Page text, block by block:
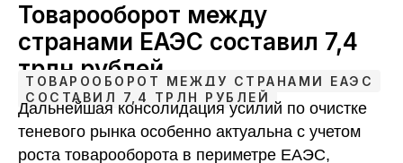
Товарооборот между
странами ЕАЭС составил 7,4
трлн рублей
ТОВАРООБОРОТ МЕЖДУ СТРАНАМИ ЕАЭС
СОСТАВИЛ 7,4 ТРЛН РУБЛЕЙ
Дальнейшая консолидация усилий по очистке
теневого рынка особенно актуальна с учетом
роста товарооборота в периметре ЕАЭС,